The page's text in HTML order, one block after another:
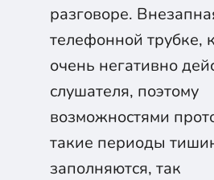
разговоре.
телефонной трубке,
очень негативно
слушателя, поэтому
возможностями
такие периоды
заполняются, так